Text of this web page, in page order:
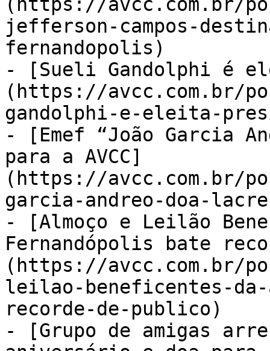
jefferson-campos-
fernandopolis)
- [Sueli Gandolphi é
(https://avcc.com.br/
gandolphi-e-eleita-
- [Emef “João Garcia
para a AVCC]
(https://avcc.com.br/
garcia-andreo-doa-
- [Almoço e Leilão
Fernandópolis bate
(https://avcc.com.br/
leilao-beneficentes-
recorde-de-publico)
- [Grupo de amigas